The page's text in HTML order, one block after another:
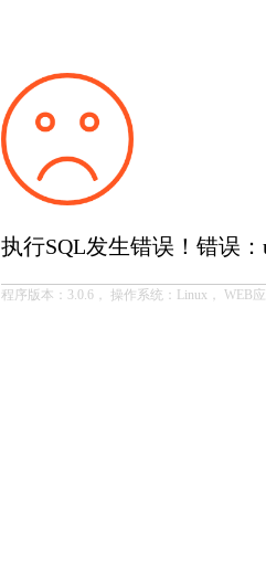
执行SQL发生错误！错误：
程序版本：3.0.6， 操作系统：Linux， WEB